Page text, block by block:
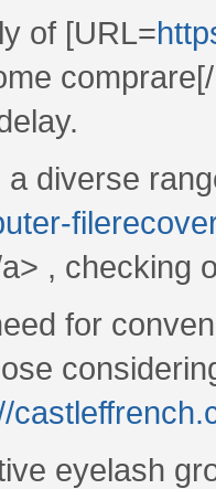
of [URL=
diverse
, checking
for
eyelash